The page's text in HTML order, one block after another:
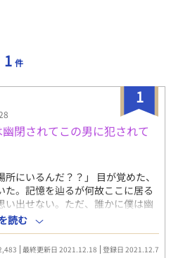
1 件
1
閉されてこの男に犯されて
所にいるんだ？？」 目が覚めた、
。記憶を辿るが何故ここに居る
い出せない。ただ、誰かに僕は幽
ショックを受ける僕の元に見知ら
愛の婚約者が居たはずの僕はここ
たのだろう？ そして、僕を犯そう
読む
最終更新日 2021.12.18 登録日 2021.12.7